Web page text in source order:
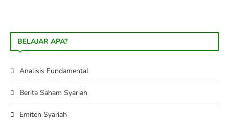
BELAJAR APA?
Analisis Fundamental
Berita Saham Syariah
Emiten Syariah